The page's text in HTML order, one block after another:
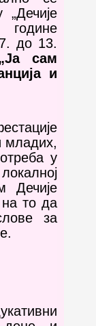
до 13.
сам
и
младих,
у
Дечије
то да
за